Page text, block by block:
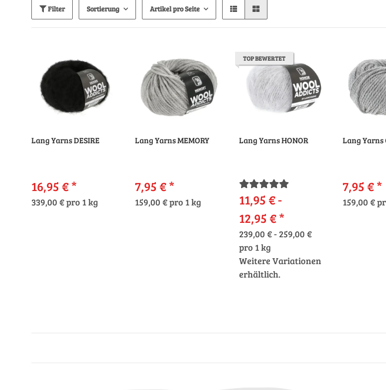
Filter Sortierung Artikel pro Seite
Lang Yarns DESIRE
16,95 €*
339,00 € pro 1 kg
Lang Yarns MEMORY
7,95 €*
159,00 € pro 1 kg
TOP BEWERTET
Lang Yarns HONOR
11,95 € -
12,95 €*
239,00 € - 259,00 €
pro 1 kg
Weitere Variationen
erhältlich.
Lang Yarns
7,95 €*
159,00 €